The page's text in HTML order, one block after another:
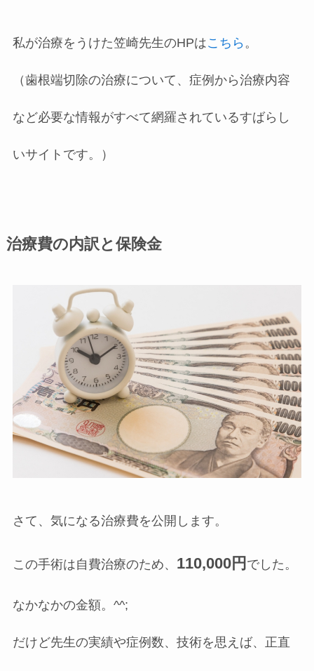
私が治療をうけた笠崎先生のHPはこちら 。
（歯根端切除の治療について、症例から治療内容
など必要な情報がすべて網羅されているすばらし
いサイトです。）
治療費の内訳と保険金
さて、気になる治療費を公開します。
この手術は自費治療のため、 110,000円 でした。
なかなかの金額。^^;
だけど先生の実績や症例数、技術を思えば、正直